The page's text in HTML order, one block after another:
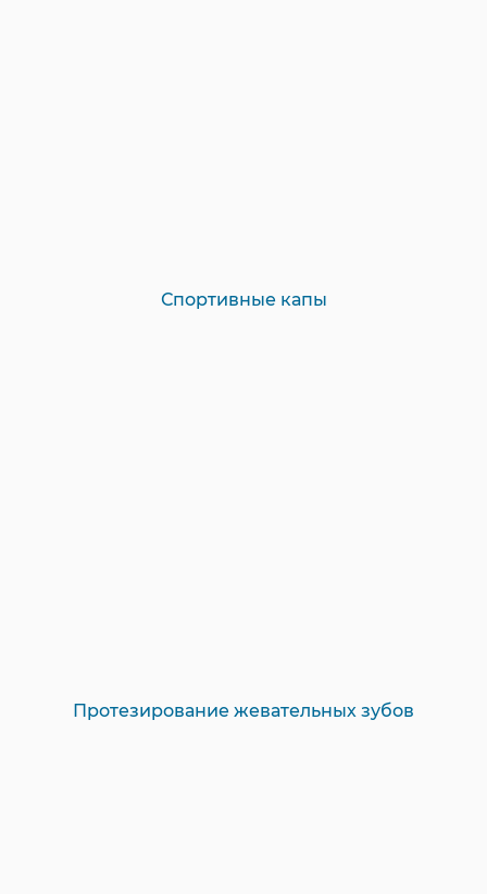
Спортивные капы
Протезирование жевательных зубов